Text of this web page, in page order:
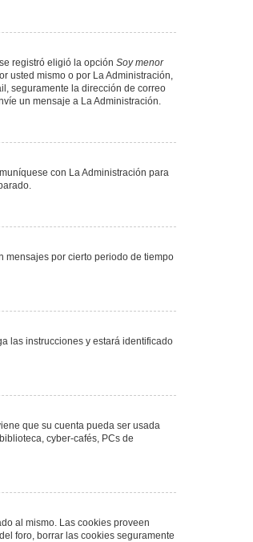
registró eligió la opción Soy menor
usted mismo o por La Administración,
seguramente la dirección de correo
un mensaje a La Administración.
con La Administración para
mensajes por cierto periodo de tiempo
las instrucciones y estará identificado
que su cuenta pueda ser usada
cyber-cafés, PCs de
al mismo. Las cookies proveen
foro, borrar las cookies seguramente